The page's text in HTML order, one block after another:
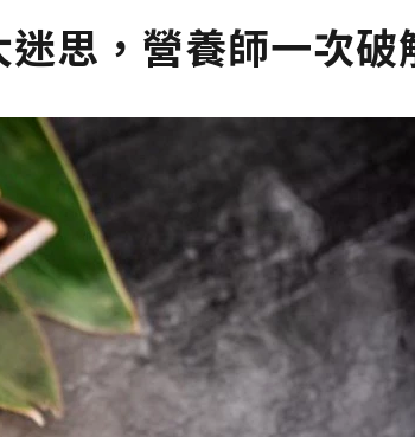
思，營養師一次破